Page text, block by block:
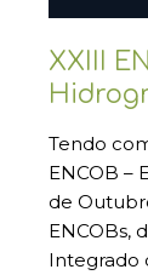
XXIII
Tendo
ENCOB –
de
ENCOBs,
Integrado